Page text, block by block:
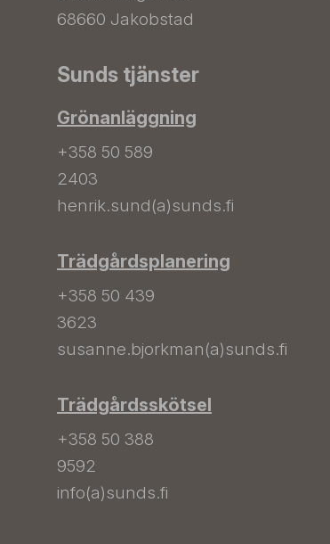
68660 Jakobstad
Sunds tjänster
Grönanläggning
+358 50 589
2403
henrik.sund(a)sunds.fi
Trädgårdsplanering
+358 50 439
3623
susanne.bjorkman(a)sunds.fi
Trädgårdsskötsel
+358 50 388
9592
info(a)sunds.fi